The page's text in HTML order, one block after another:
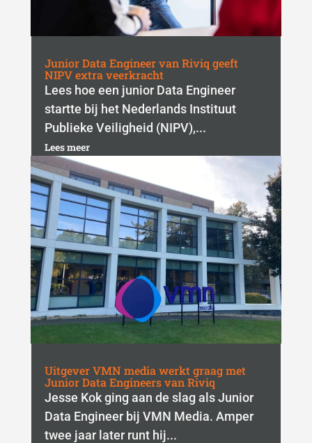
Junior Data Engineer van Riviq geeft
NIPV extra veerkracht
Lees hoe een junior Data Engineer
startte bij het Nederlands Instituut
Publieke Veiligheid (NIPV),...
Lees meer
Uitgever VMN media werkt graag met
Junior Data Engineers van Riviq
Jesse Kok ging aan de slag als Junior
Data Engineer bij VMN Media. Amper
twee jaar later runt hij...